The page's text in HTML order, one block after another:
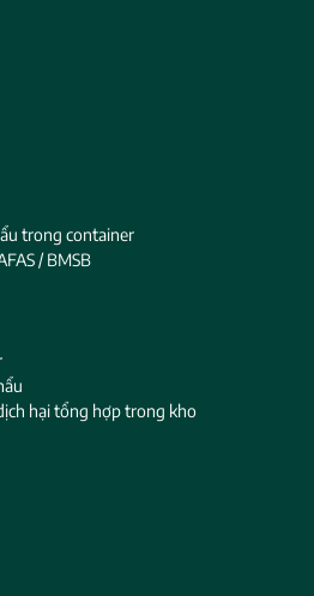
trong container
/ BMSB
hại tổng hợp trong kho